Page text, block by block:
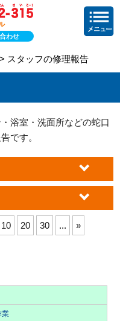
わせ
> スタッフの修理報告
浴室・洗面所などの蛇口
です。
10 20 30 ... »
業